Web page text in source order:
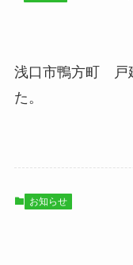
浅口市鴨方町 戸
た。
お知らせ